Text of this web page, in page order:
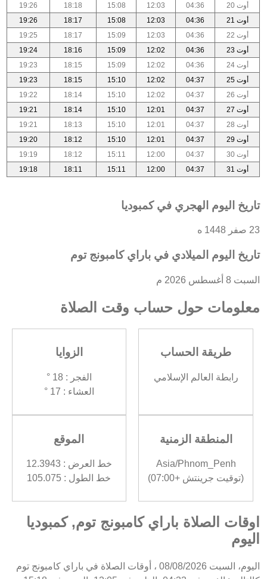
أوت 20
04:36
12:03
15:08
18:18
19:26
أوت 21
04:36
12:03
15:08
18:17
19:26
أوت 22
04:36
12:03
15:09
18:17
19:25
أوت 23
04:36
12:02
15:09
18:16
19:24
أوت 24
04:36
12:02
15:09
18:15
19:23
أوت 25
04:37
12:02
15:10
18:15
19:23
أوت 26
04:37
12:02
15:10
18:14
19:22
أوت 27
04:37
12:01
15:10
18:14
19:21
أوت 28
04:37
12:01
15:10
18:13
19:21
أوت 29
04:37
12:01
15:10
18:12
19:20
أوت 30
04:37
12:00
15:11
18:12
19:19
أوت 31
04:37
12:00
15:11
18:11
19:18
تاريخ اليوم الهجري في كمبوديا
23 صفر 1448 ه
تاريخ اليوم الميلادي في باراي كامبونج توم
السبت 8 أغسطس 2026 م
معلومات حول حساب وقت الصلاة
طريقة الحساب
رابطة العالم الإسلامي
الزوايا
الفجر : 18 °
العشاء : 17 °
المنطقة الزمنية
Asia/Phnom_Penh
(توقيت جرينتش +07:00)
الموقع
خط العرض : 12.3943
خط الطول : 105.075
اوقات الصلاة باراي كامبونج توم, كمبوديا
اليوم
اليوم، السبت 08/08/2026 ، أوقات الصلاة في باراي كامبونج توم